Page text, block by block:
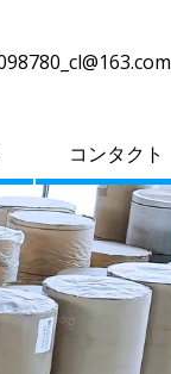
コンタクト